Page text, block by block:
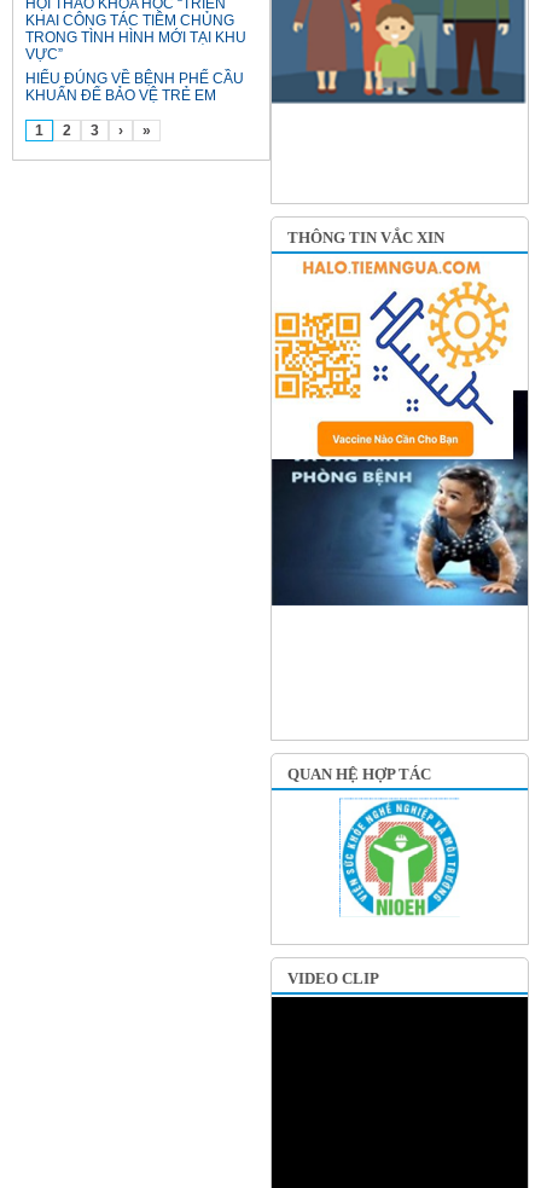
KHAI CÔNG TÁC TIÊM CHỦNG
TRONG TÌNH HÌNH MỚI TẠI KHU
VỰC”
HIỂU ĐÚNG VỀ BỆNH PHẾ CẦU
KHUẨN ĐỂ BẢO VỆ TRẺ EM
1 2 3 › »
THÔNG TIN VẮC XIN
QUAN HỆ HỢP TÁC
VIDEO CLIP